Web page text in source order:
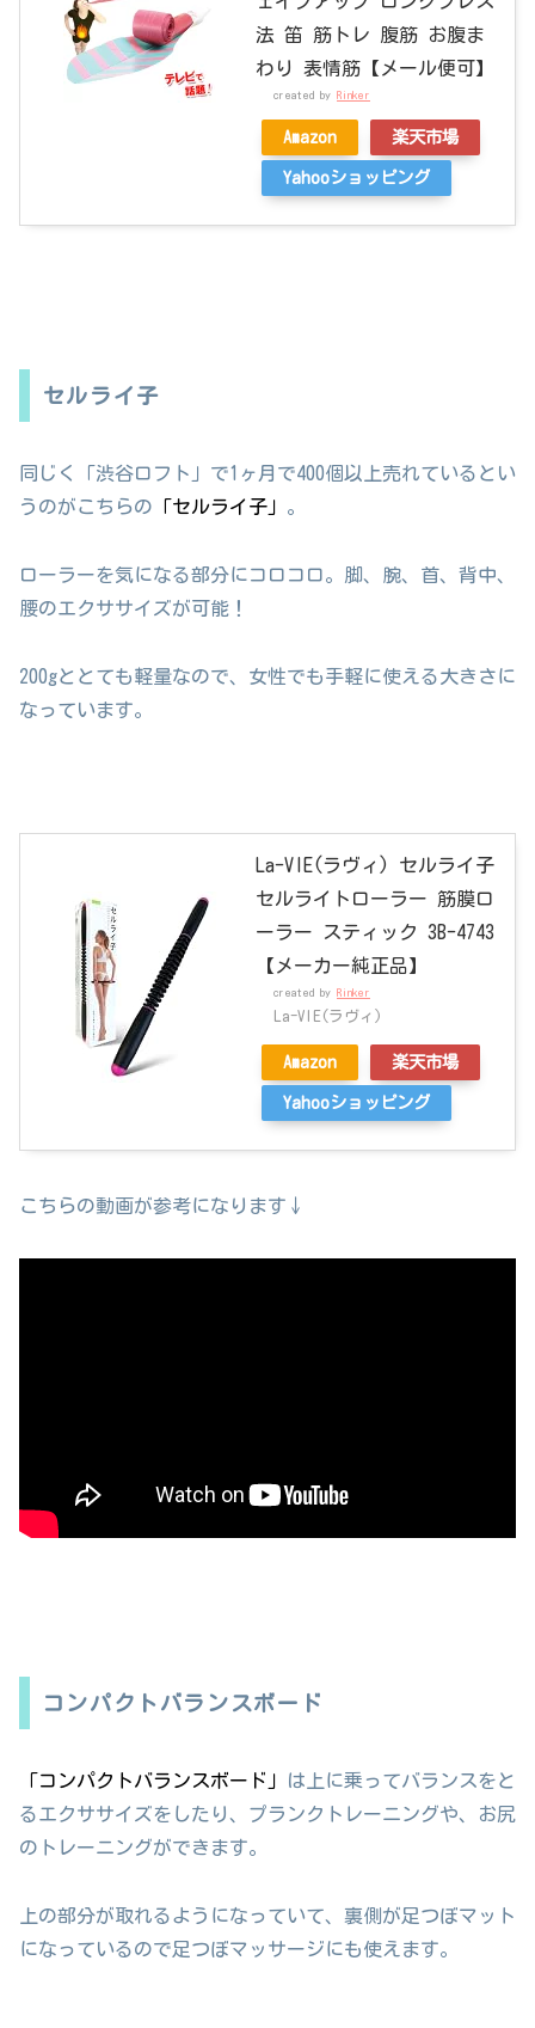
法 笛 筋トレ 腹筋 お腹ま
わり 表情筋【メール便可】
created by Rinker
Amazon 楽天市場
Yahooショッピング
セルライ子
同じく「渋谷ロフト」で1ヶ月で400個以上売れているとい
うのがこちらの 「セルライ子」 。
ローラーを気になる部分にコロコロ。脚、腕、首、背中、
腰のエクササイズが可能！
200gととても軽量なので、女性でも手軽に使える大きさに
なっています。
La-VIE(ラヴィ) セルライ子
セルライトローラー 筋膜ロ
ーラー スティック 3B-4743
【メーカー純正品】
created by Rinker
La-VIE(ラヴィ)
Amazon 楽天市場
Yahooショッピング
こちらの動画が参考になります↓
コンパクトバランスボード
「コンパクトバランスボード」
は上に乗ってバランスをと
るエクササイズをしたり、プランクトレーニングや、お尻
のトレーニングができます。
上の部分が取れるようになっていて、裏側が足つぼマット
になっているので足つぼマッサージにも使えます。